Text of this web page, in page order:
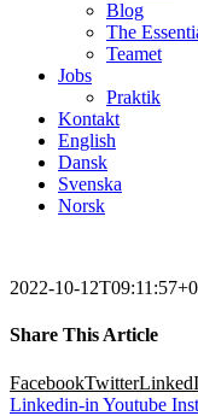
Blog
The
Teamet
Jobs
Praktik
Kontakt
English
Dansk
Svenska
Norsk
2022-10-
Share This Article
FacebookTwitter
Linkedin-in Youtube